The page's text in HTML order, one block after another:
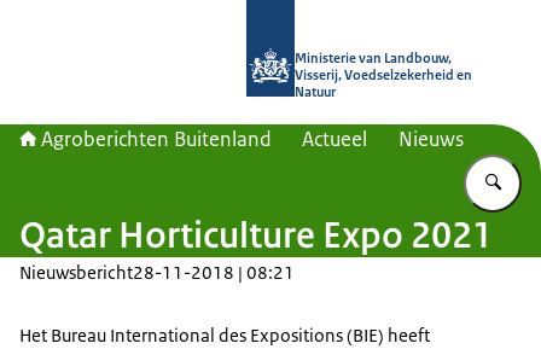
Ministerie van Landbouw,
Visserij, Voedselzekerheid en
Natuur
Agroberichten Buitenland Actueel Nieuws
Qatar Horticulture Expo 2021
Nieuwsbericht28-11-2018 | 08:21
Het Bureau International des Expositions (BIE) heeft